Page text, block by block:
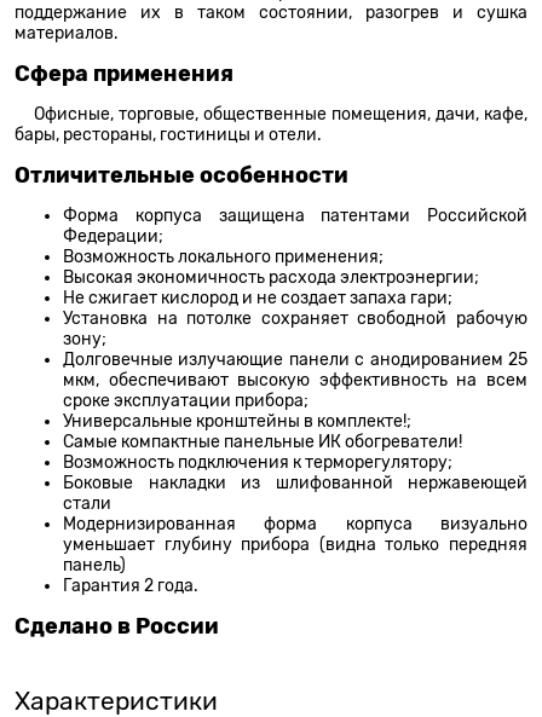
поддержание их в таком состоянии, разогрев и сушка
материалов.
Сфера применения
Офисные, торговые, общественные помещения, дачи, кафе,
бары, рестораны, гостиницы и отели.
Отличительные особенности
Форма корпуса защищена патентами Российской
Федерации;
Возможность локального применения;
Высокая экономичность расхода электроэнергии;
Не сжигает кислород и не создает запаха гари;
Установка на потолке сохраняет свободной рабочую
зону;
Долговечные излучающие панели с анодированием 25
мкм, обеспечивают высокую эффективность на всем
сроке эксплуатации прибора;
Универсальные кронштейны в комплекте!;
Самые компактные панельные ИК обогреватели!
Возможность подключения к терморегулятору;
Боковые накладки из шлифованной нержавеющей
стали
Модернизированная форма корпуса визуально
уменьшает глубину прибора (видна только передняя
панель)
Гарантия 2 года.
Сделано в России
Характеристики